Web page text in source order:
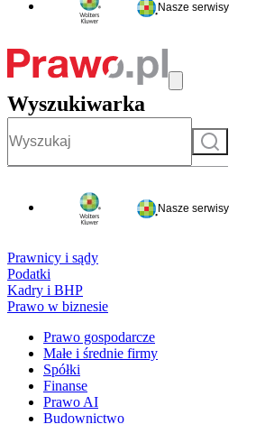
Nasze serwisy
Wyszukiwarka
Szukaj
Nasze serwisy
Prawnicy i sądy
Podatki
Kadry i BHP
Prawo w biznesie
Prawo gospodarcze
Małe i średnie firmy
Spółki
Finanse
Prawo AI
Budownictwo